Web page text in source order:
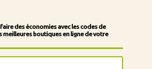
des économies avec les codes de
meilleures boutiques en ligne de votre